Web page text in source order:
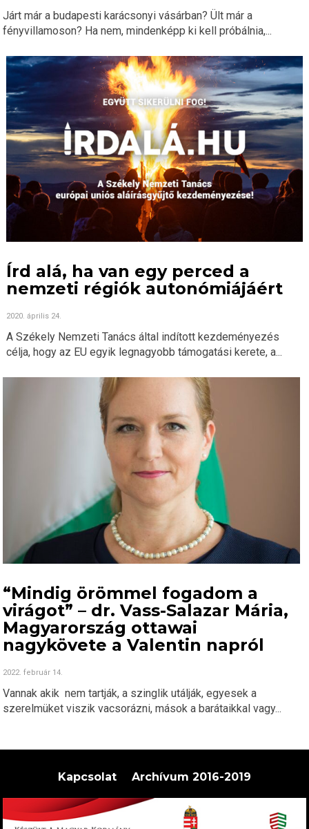
Járt már a budapesti karácsonyi vásárban? Ült már a
fényvillamoson? Ha nem, mindenképp ki kell próbálnia,...
Írd alá, ha van egy perced a
nemzeti régiók autonómiájáért
2020. április 24.
A Székely Nemzeti Tanács által indított kezdeményezés
célja, hogy az EU egyik legnagyobb támogatási kerete, a...
“Mindig örömmel fogadom a
virágot” – dr. Vass-Salazar Mária,
Magyarország ottawai
nagykövete a Valentin napról
2022. február 14.
Vannak akik nem tartják, a szinglik utálják, egyesek a
szerelmüket viszik vacsorázni, mások a barátaikkal vagy...
Kapcsolat Archívum 2016-2019